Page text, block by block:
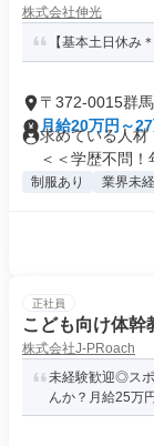
株式会社伸光
【基本土日休み
〒372-0015群
月給20万円～
求めている人材
＜＜学歴不問！
制服あり 業界未
正社員
こども向け体幹
株式会社J-PRoach
未経験歓迎◎ス
んか？月給25万